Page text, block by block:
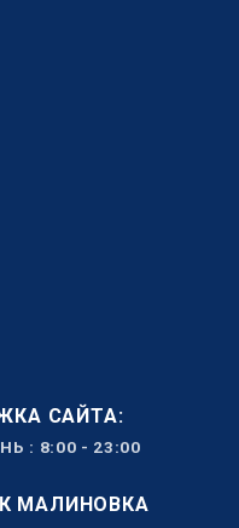
САЙТА:
: 8:00 - 23:00
МАЛИНОВКА